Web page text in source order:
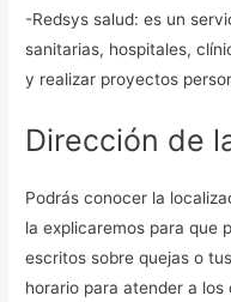
-Redsys salud: es un
sanitarias, hospitales,
y realizar proyectos
Dirección de
Podrás conocer la
la explicaremos para que
escritos sobre quejas o
horario para atender a